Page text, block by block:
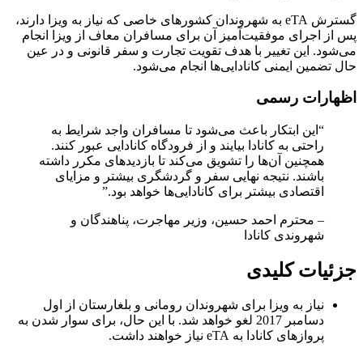
گسترش eTA به شهروندان کشورهای خاصی که نیاز به ویزا دارند،
پس از اجرای موفقیت‌آمیز آن برای مسافران معاف از ویزا انجام
می‌شود. این تغییر با هدف تقویت تجارت و سفر قانونی و در عین
حال تضمین ایمنی کانادایی‌ها انجام می‌شود.
اظهارات رسمی
“این ابتکار باعث می‌شود تا مسافران واجد شرایط به
راحتی به کانادا بیایند و از فرودگاه کانادایی عبور کنند.
همچنین آن‌ها را تشویق می‌کند تا بازدیدهای مکرر داشته
باشند. نتیجه نهایی سفر و گردشگری بیشتر و مزایای
اقتصادی بیشتر برای کانادایی‌ها خواهد بود.”
– محترم احمد حسین، وزیر مهاجرت، پناهندگان و
شهروندی کانادا
جزئیات کلیدی
نیاز به ویزا برای شهروندان رومانی و بلغارستان از اول
دسامبر 2017 لغو خواهد شد. با این حال، برای سوار شدن به
پروازهای کانادا به eTA نیاز خواهند داشت.